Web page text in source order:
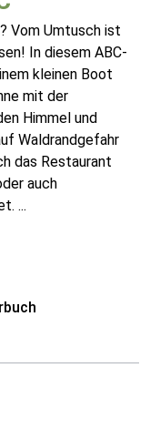
Vom Umtusch ist
In diesem ABC-
kleinen Boot
mit der
Himmel und
Waldrandgefahr
das Restaurant
auch
...